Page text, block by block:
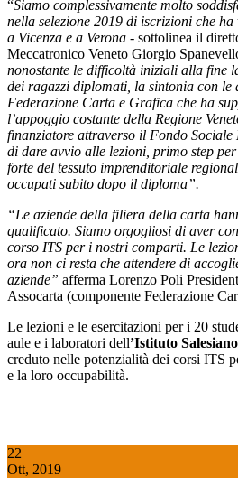
“Siamo complessivamente molto
nella selezione 2019 di iscrizioni che
a Vicenza e a Verona - sottolinea il
Meccatronico Veneto Giorgio
nonostante le difficoltà iniziali alla fine
dei ragazzi diplomati, la sintonia con le
Federazione Carta e Grafica che ha
l’appoggio costante della Regione
finanziatore attraverso il Fondo Sociale
di dare avvio alle lezioni, primo step per
forte del tessuto imprenditoriale
occupati subito dopo il diploma”.
“Le aziende della filiera della carta
qualificato. Siamo orgogliosi di aver
corso ITS per i nostri comparti. Le
ora non ci resta che attendere di
aziende” afferma Lorenzo Poli
Assocarta (componente Federazione
Le lezioni e le esercitazioni per i 20
aule e i laboratori dell’Istituto
creduto nelle potenzialità dei corsi ITS
e la loro occupabilità.
22
Ott, 2019